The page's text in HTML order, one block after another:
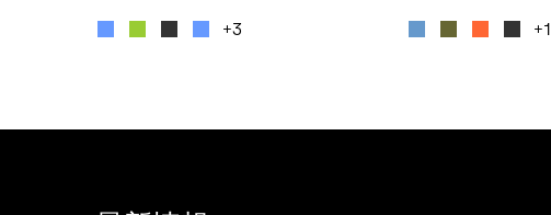
+3 +1